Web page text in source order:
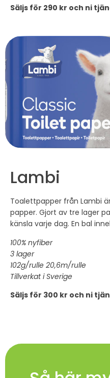
Säljs för 290 kr och ni
Lambi
Toalettpapper från Lambi
papper. Gjort av tre lager
känsla varje dag. En bal
100% nyfiber
3 lager
102g/rulle 20,6m/rulle
Tillverkat i Sverige
Säljs för 300 kr och ni